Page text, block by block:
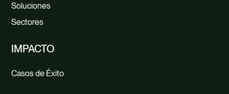
Soluciones
Sectores
IMPACTO
Casos de Éxito